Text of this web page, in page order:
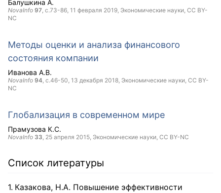
Балушкина А.
NovaInfo 97, с.73-86, 11 февраля 2019, Экономические науки, CC BY-
NC
Методы оценки и анализа финансового
состояния компании
Иванова А.В.
NovaInfo 94, с.46-50, 13 декабря 2018, Экономические науки, CC BY-
NC
Глобализация в современном мире
Прамузова К.С.
NovaInfo 33, 25 апреля 2015, Экономические науки, CC BY-NC
Список литературы
Казакова, Н.А. Повышение эффективности